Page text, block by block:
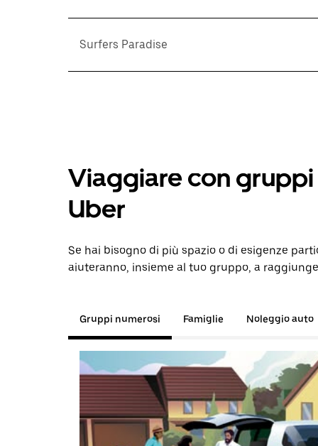
Surfers Paradise
Viaggiare con gruppi
Uber
Se hai bisogno di più spazio o di esigenze
aiuteranno, insieme al tuo gruppo, a
Gruppi numerosi Famiglie Noleggio auto